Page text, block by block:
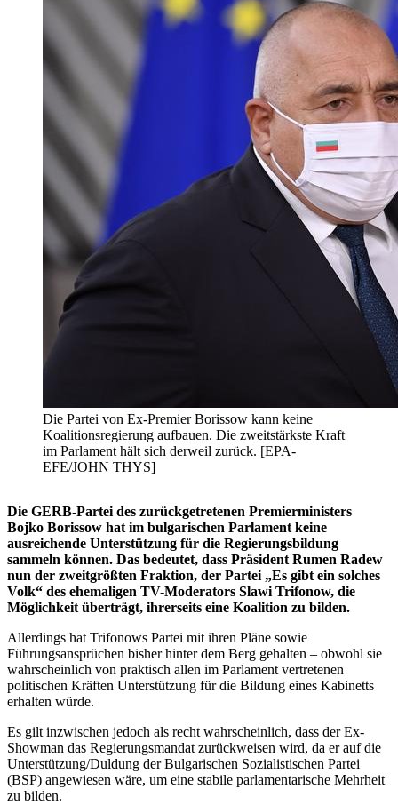
Die Partei von Ex-Premier Borissow kann keine
Koalitionsregierung aufbauen. Die zweitstärkste Kraft
im Parlament hält sich derweil zurück. [EPA-
EFE/JOHN THYS]
Die GERB-Partei des zurückgetretenen Premierministers
Bojko Borissow hat im bulgarischen Parlament keine
ausreichende Unterstützung für die Regierungsbildung
sammeln können. Das bedeutet, dass Präsident Rumen Radew
nun der zweitgrößten Fraktion, der Partei „Es gibt ein solches
Volk“ des ehemaligen TV-Moderators Slawi Trifonow, die
Möglichkeit überträgt, ihrerseits eine Koalition zu bilden.
Allerdings hat Trifonows Partei mit ihren Pläne sowie
Führungsansprüchen bisher hinter dem Berg gehalten – obwohl sie
wahrscheinlich von praktisch allen im Parlament vertretenen
politischen Kräften Unterstützung für die Bildung eines Kabinetts
erhalten würde.
Es gilt inzwischen jedoch als recht wahrscheinlich, dass der Ex-
Showman das Regierungsmandat zurückweisen wird, da er auf die
Unterstützung/Duldung der Bulgarischen Sozialistischen Partei
(BSP) angewiesen wäre, um eine stabile parlamentarische Mehrheit
zu bilden.